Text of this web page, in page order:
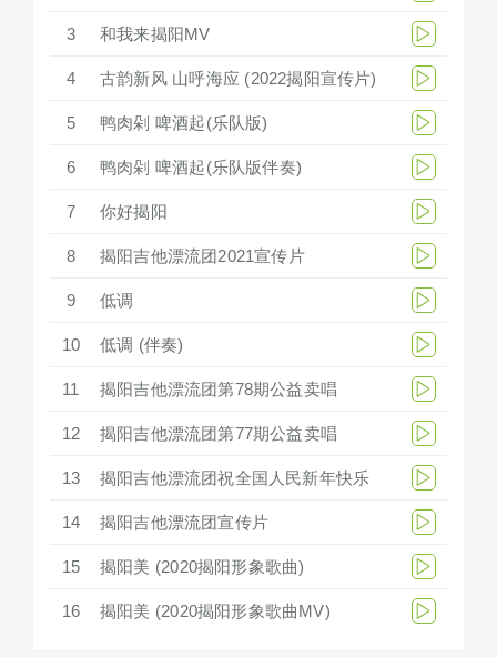
3 和我来揭阳MV
4 古韵新风 山呼海应 (2022揭阳宣传片)
5 鸭肉剁 啤酒起(乐队版)
6 鸭肉剁 啤酒起(乐队版伴奏)
7 你好揭阳
8 揭阳吉他漂流团2021宣传片
9 低调
10 低调 (伴奏)
11 揭阳吉他漂流团第78期公益卖唱
12 揭阳吉他漂流团第77期公益卖唱
13 揭阳吉他漂流团祝全国人民新年快乐
14 揭阳吉他漂流团宣传片
15 揭阳美 (2020揭阳形象歌曲)
16 揭阳美 (2020揭阳形象歌曲MV)